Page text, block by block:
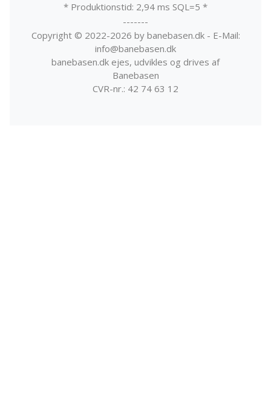
* Produktionstid: 2,94 ms SQL=5 *
-------
Copyright © 2022-2026 by banebasen.dk - E-Mail:
info@banebasen.dk
banebasen.dk ejes, udvikles og drives af
Banebasen
CVR-nr.: 42 74 63 12